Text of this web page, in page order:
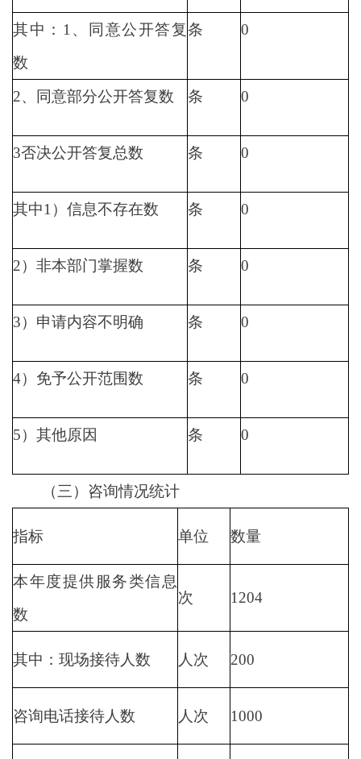
其中：1、同意公开答复
数
条 0
2、同意部分公开答复数 条 0
3否决公开答复总数 条 0
其中1）信息不存在数 条 0
2）非本部门掌握数 条 0
3）申请内容不明确 条 0
4）免予公开范围数 条 0
5）其他原因 条 0
（三）咨询情况统计
指标 单位 数量
本年度提供服务类信息
数
次 1204
其中：现场接待人数 人次 200
咨询电话接待人数 人次 1000